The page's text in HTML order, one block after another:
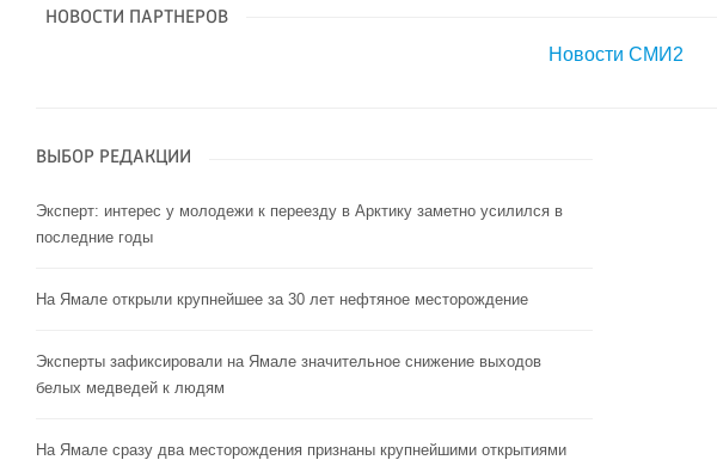
НОВОСТИ ПАРТНЕРОВ
Новости СМИ2
ВЫБОР РЕДАКЦИИ
Эксперт: интерес у молодежи к переезду в Арктику заметно усилился в
последние годы
На Ямале открыли крупнейшее за 30 лет нефтяное месторождение
Эксперты зафиксировали на Ямале значительное снижение выходов
белых медведей к людям
На Ямале сразу два месторождения признаны крупнейшими открытиями